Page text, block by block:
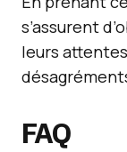
s’assurent
leurs
FAQ